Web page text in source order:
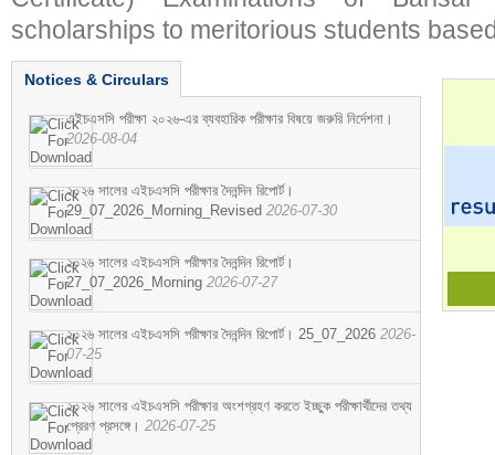
scholarships to meritorious students
Notices & Circulars
এইচএসসি পরীক্ষা ২০২৬-এর ব্যবহারিক পরীক্ষার বিষয়ে জরুরি নির্দেশনা।
2026-08-04
২০২৬ সালের এইচএসসি পরীক্ষার দৈনন্দিন রিপোর্ট।
29_07_2026_Morning_Revised 2026-07-30
২০২৬ সালের এইচএসসি পরীক্ষার দৈনন্দিন রিপোর্ট।
27_07_2026_Morning 2026-07-27
২০২৬ সালের এইচএসসি পরীক্ষার দৈনন্দিন রিপোর্ট। 25_07_2026 2026-
07-25
২০২৬ সালের এইচএসসি পরীক্ষার অংশগ্রহণ করতে ইচ্ছুক পরীক্ষার্থীদের তথ্য
প্রেরণ প্রসঙ্গে। 2026-07-25